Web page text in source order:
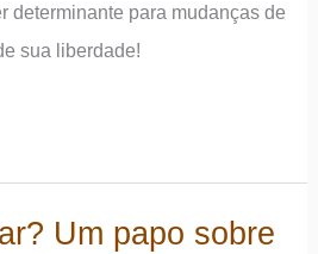
determinante para mudanças de
sua liberdade!
Um papo sobre